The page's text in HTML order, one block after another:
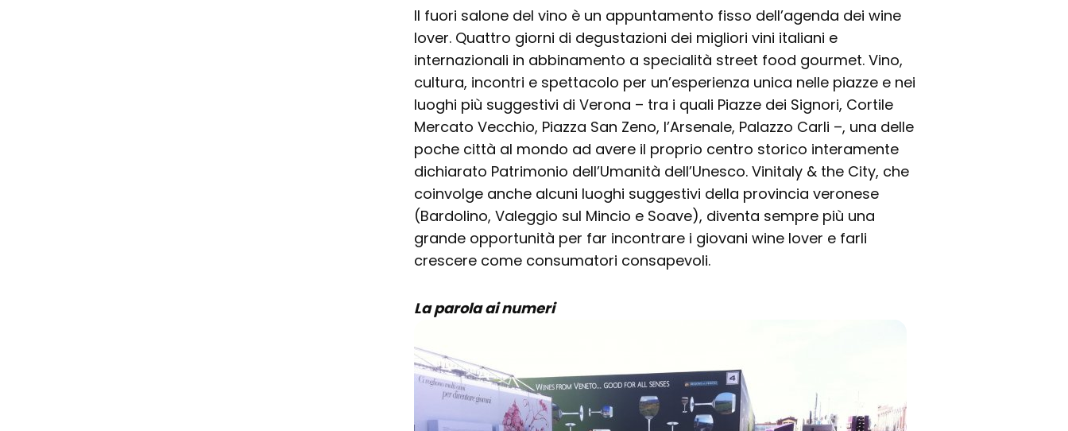
Il fuori salone del vino è un appuntamento fisso dell’agenda dei wine
lover. Quattro giorni di degustazioni dei migliori vini italiani e
internazionali in abbinamento a specialità street food gourmet. Vino,
cultura, incontri e spettacolo per un’esperienza unica nelle piazze e nei
luoghi più suggestivi di Verona – tra i quali Piazze dei Signori, Cortile
Mercato Vecchio, Piazza San Zeno, l’Arsenale, Palazzo Carli –, una delle
poche città al mondo ad avere il proprio centro storico interamente
dichiarato Patrimonio dell’Umanità dell’Unesco. Vinitaly & the City, che
coinvolge anche alcuni luoghi suggestivi della provincia veronese
(Bardolino, Valeggio sul Mincio e Soave), diventa sempre più una
grande opportunità per far incontrare i giovani wine lover e farli
crescere come consumatori consapevoli.
La parola ai numeri